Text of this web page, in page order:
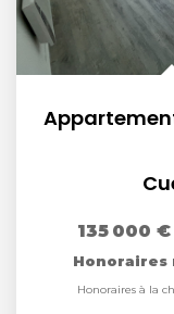
135 000 €
Honoraires
Honoraires à la